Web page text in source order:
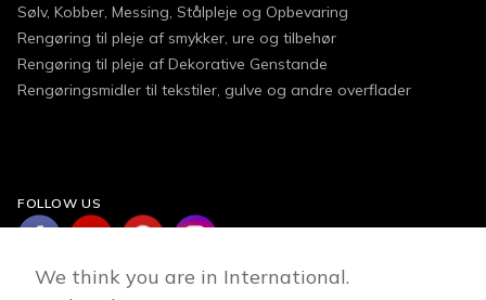
Sølv, Kobber, Messing, Stålpleje og Opbevaring
Rengøring til pleje af smykker, ure og tilbehør
Rengøring til pleje af Dekorative Genstande
Rengøringsmidler til tekstiler, gulve og andre overflader
FOLLOW US
We think you are in International.